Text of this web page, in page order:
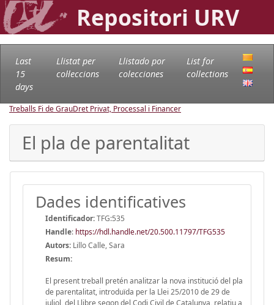
Repositori URV
Last
15
days
Llistat per
col·leccions
Llistado por
colecciones
List for
collections
Treballs Fi de GrauDret Privat, Processal i Financer
El pla de parentalitat
Dades identificatives
Identificador:TFG:535
Handle: https://hdl.handle.net/20.500.11797/TFG535
Autors: Lillo Calle, Sara
Resum:
El present treball pretén analitzar la nova institució del pla
de parentalitat, introduïda per la Llei 25/2010 de 29 de
juliol, del Llibre segon del Codi Civil de Catalunya, relatiu a